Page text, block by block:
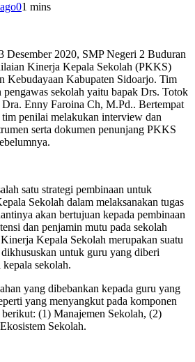
01 mins
Desember 2020, SMP Negeri 2 Buduran
Kinerja Kepala Sekolah (PKKS)
Kebudayaan Kabupaten Sidoarjo. Tim
sekolah yaitu bapak Drs. Totok
Enny Faroina Ch, M.Pd.. Bertempat
penilai melakukan interview dan
serta dokumen penunjang PKKS
satu strategi pembinaan untuk
Sekolah dalam melaksanakan tugas
akan bertujuan kepada pembinaan
dan penjamin mutu pada sekolah
Kepala Sekolah merupakan suatu
untuk guru yang diberi
kepala sekolah.
yang dibebankan kepada guru yang
yang menyangkut pada komponen
(1) Manajemen Sekolah, (2)
Sekolah.